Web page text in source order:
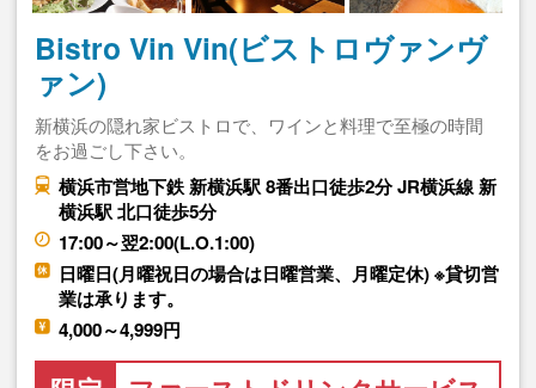
Bistro Vin Vin(ビストロヴァンヴ
ァン)
新横浜の隠れ家ビストロで、ワインと料理で至極の時間
をお過ごし下さい。
横浜市営地下鉄 新横浜駅 8番出口徒歩2分 JR横浜線 新
横浜駅 北口徒歩5分
17:00～翌2:00(L.O.1:00)
日曜日(月曜祝日の場合は日曜営業、月曜定休) ※貸切営
業は承ります。
4,000～4,999円